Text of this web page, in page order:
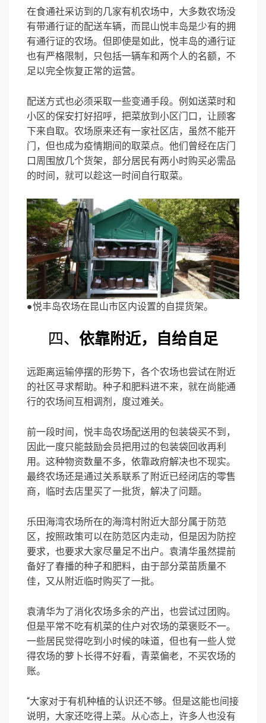
在食通社采访到的几家有机农场中，大多数农场没
有带通行证的配送车辆，而昆山悦丰岛是少有的拥
有通行证的农场。但即使是如此，悦丰岛的通行证
也有严格限制，只包括一辆车和两个人的名额，不
足以完全恢复正常的运营。
配送方式也必须采取一些变通手段。例如送菜时和
小区的保安打好招呼，把菜放到小区门口，让顾客
下来自取。农场原来还有一家社区店，虽然不能开
门，但也成为疫情期间的取菜点。他们曾经在店门
口周围放几个货架，部分居民有两小时购买必需品
的时间，就可以趁这一时间自行取菜。
●悦丰岛农场在昆山市区内设置的自提货架。
四、 依靠附近，自给自足
远距离运输停摆的形势下，各个农场也尝试在附近
的社区寻求帮助。种子和肥料进不来，就在尚能通
行的农场间互相调剂，度过难关。
前一段时间，悦丰岛农场配送用的包装袋买不到，
因此一度只能鼓励会员把用过的包装袋回收再利
用。这种物资数量不多，依靠政府解决也不现实。
最终农场还是通过关系联系了附近已经闭店的零售
商，临时去店里买了一批货，解决了问题。
乐田海湾农场所在的海湾村附近大部分属于防范
区，按照政策可以在防范区内走动，但是因为防控
要求，也要求大家尽量足不出户。袁清华虽然提前
备好了春播的种子和肥料，由于部分菜苗质量不
佳，又从附近临时购买了一批。
袁清华为了消化农场多余的产出，也尝试过团购。
但是平常不吃有机菜的住户对农场的菜褒贬不一。
一些居民觉得吃到小时候的味道，但也有一些人觉
得农场的萝卜长得不好看，青菜偏老，不买农场的
账。
“大家对于有机种植的认识还不够。但是这能也间接
说明，大家还吃得上菜。从心态上，许多人也没有